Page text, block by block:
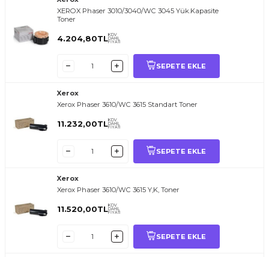
XEROX Phaser 3010/3040/WC 3045 Yük.Kapasite
Toner
4.204,80TLKDV
DAHİL
FİYATI
SEPETE EKLE
Xerox
Xerox Phaser 3610/WC 3615 Standart Toner
11.232,00TLKDV
DAHİL
FİYATI
SEPETE EKLE
Xerox
Xerox Phaser 3610/WC 3615 Y,K, Toner
11.520,00TLKDV
DAHİL
FİYATI
SEPETE EKLE